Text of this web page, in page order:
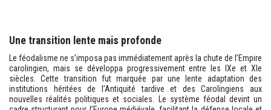
Une transition lente mais profonde
Le féodalisme ne s’imposa pas immédiatement après la chute de l’Empire
carolingien, mais se développa progressivement entre les IXe et XIe
siècles. Cette transition fut marquée par une lente adaptation des
institutions héritées de l’Antiquité tardive et des Carolingiens aux
nouvelles réalités politiques et sociales. Le système féodal devint un